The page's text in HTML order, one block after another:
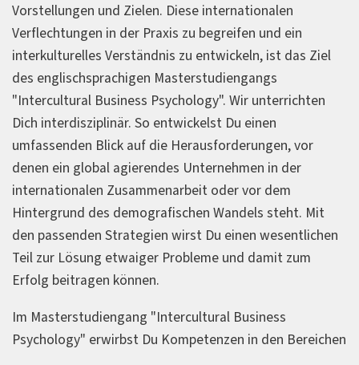
Vorstellungen und Zielen. Diese internationalen
Verflechtungen in der Praxis zu begreifen und ein
interkulturelles Verständnis zu entwickeln, ist das Ziel
des englischsprachigen Masterstudiengangs
"Intercultural Business Psychology". Wir unterrichten
Dich interdisziplinär. So entwickelst Du einen
umfassenden Blick auf die Herausforderungen, vor
denen ein global agierendes Unternehmen in der
internationalen Zusammenarbeit oder vor dem
Hintergrund des demografischen Wandels steht. Mit
den passenden Strategien wirst Du einen wesentlichen
Teil zur Lösung etwaiger Probleme und damit zum
Erfolg beitragen können.
Im Masterstudiengang "Intercultural Business
Psychology" erwirbst Du Kompetenzen in den Bereichen